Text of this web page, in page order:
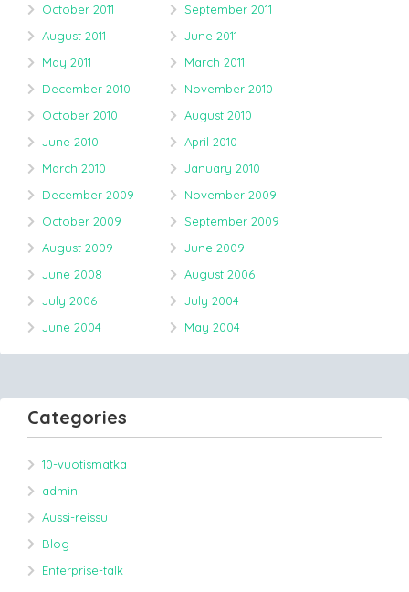
October 2011
September 2011
August 2011
June 2011
May 2011
March 2011
December 2010
November 2010
October 2010
August 2010
June 2010
April 2010
March 2010
January 2010
December 2009
November 2009
October 2009
September 2009
August 2009
June 2009
June 2008
August 2006
July 2006
July 2004
June 2004
May 2004
Categories
10-vuotismatka
admin
Aussi-reissu
Blog
Enterprise-talk